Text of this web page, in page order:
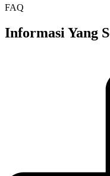
FAQ
Informasi Yang